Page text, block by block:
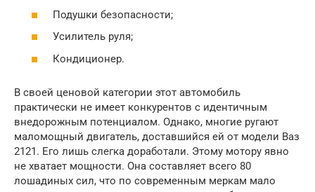
Подушки безопасности;
Усилитель руля;
Кондиционер.
В своей ценовой категории этот автомобиль
практически не имеет конкурентов с идентичным
внедорожным потенциалом. Однако, многие ругают
маломощный двигатель, доставшийся ей от модели Ваз
2121. Его лишь слегка доработали. Этому мотору явно
не хватает мощности. Она составляет всего 80
лошадиных сил, что по современным меркам мало